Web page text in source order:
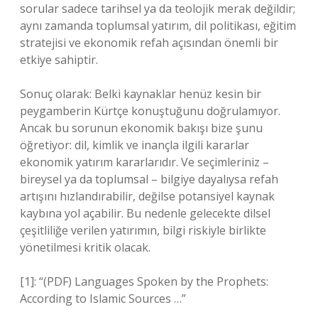
sorular sadece tarihsel ya da teolojik merak değildir;
aynı zamanda toplumsal yatırım, dil politikası, eğitim
stratejisi ve ekonomik refah açısından önemli bir
etkiye sahiptir.
Sonuç olarak: Belki kaynaklar henüz kesin bir
peygamberin Kürtçe konuştuğunu doğrulamıyor.
Ancak bu sorunun ekonomik bakışı bize şunu
öğretiyor: dil, kimlik ve inançla ilgili kararlar
ekonomik yatırım kararlarıdır. Ve seçimleriniz –
bireysel ya da toplumsal – bilgiye dayalıysa refah
artışını hızlandırabilir, değilse potansiyel kaynak
kaybına yol açabilir. Bu nedenle gelecekte dilsel
çeşitliliğe verilen yatırımın, bilgi riskiyle birlikte
yönetilmesi kritik olacak.
[1]: “(PDF) Languages Spoken by the Prophets:
According to Islamic Sources …”